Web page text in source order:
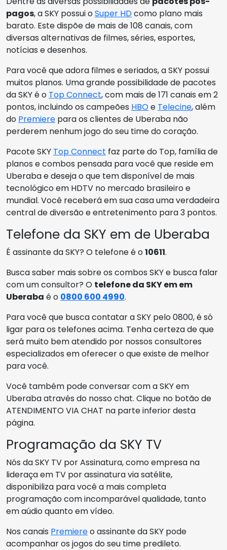
pagos, a SKY possui oSuper HDcomo plano mais
barato. Este dispõe de mais de 108 canais, com
diversas alternativas de filmes, séries, esportes,
notícias e desenhos.
Para você que adora filmes e seriados, a SKY possui
muitos planos. Uma grande possibilidade de pacotes
da SKY é o Top Connect, com mais de 171 canais em 2
pontos, incluindo os campeões HBOe Telecine, além
do Premiere para os clientes de Uberaba não
perderem nenhum jogo do seu time do coração.
Pacote SKY Top Connect faz parte do Top, família de
planos e combos pensada para você que reside em
Uberaba e deseja o que tem disponível de mais
tecnológico em HDTV no mercado brasileiro e
mundial. Você receberá em sua casa uma verdadeira
central de diversão e entretenimento para 3 pontos.
Telefone da SKY em de Uberaba
É assinante da SKY? O telefone é o10611.
Busca saber mais sobre os combos SKY e busca falar
com um consultor? O telefone da SKY em em
Uberaba é o 0800 600 4990.
Para você que busca contatar a SKY pelo 0800, é só
ligar para os telefones acima. Tenha certeza de que
será muito bem atendido por nossos consultores
especializados em oferecer o que existe de melhor
para você.
Você também pode conversar com a SKY em
Uberaba através do nosso chat. Clique no botão de
ATENDIMENTO VIA CHAT na parte inferior desta
página.
Programação da SKY TV
Nós da SKY TV por Assinatura, como empresa na
lideraça em TV por assinatura via satélite,
disponibiliza para você a mais completa
programação com incomparável qualidade, tanto
em aúdio quanto em vídeo.
Nos canais Premiereo assinante da SKY pode
acompanhar os jogos do seu time predileto.